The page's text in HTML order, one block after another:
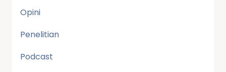
Opini
Penelitian
Podcast